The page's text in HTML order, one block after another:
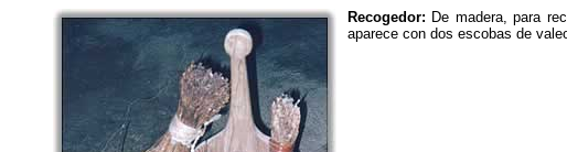
Recogedor: De madera, para
aparece con dos escobas de